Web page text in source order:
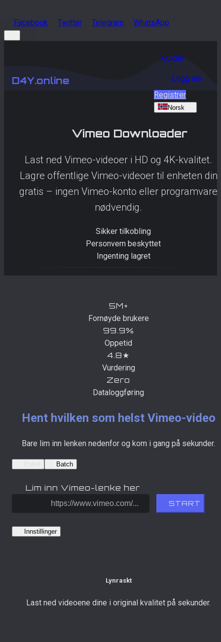
Facebook Twitter Telegram WhatsApp
D4Y.online
Guider
Logg inn
Registrer
Norsk
Vimeo Downloader
Last ned Vimeo-videoer i HD og 4K-kvalitet.
Lagre offentlige Vimeo-videoer til enheten din
gratis – ingen Vimeo-konto eller programvare
nødvendig.
Sikker tilkobling
Personvern beskyttet
Ingenting lagret
5M+
Fornøyde brukere
99.9%
Oppetid
4.8★
Vurdering
Zero
Dataloggføring
Hent hvilken som helst Vimeo-video
Bare lim inn lenken nedenfor og kom i gang på sekunder.
Batch
Lim inn Vimeo-lenke her
START
Innstillinger
Lynraskt
Last ned videoene dine i original kvalitet på sekunder.